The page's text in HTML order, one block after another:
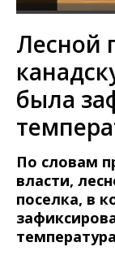
Лесной
была
По словам
власти,
поселка, в